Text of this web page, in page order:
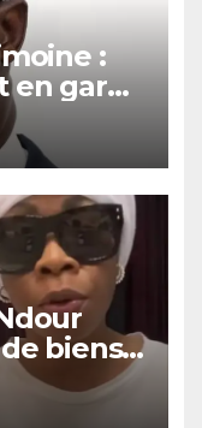
:
en garde
biens
FCFA